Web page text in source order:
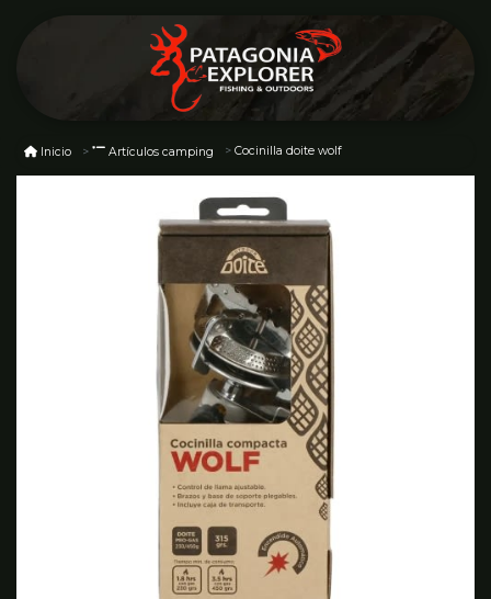
Inicio Artículos camping Cocinilla doite wolf